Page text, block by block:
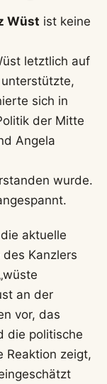
Wüst ist keine
letztlich auf
sich in
der Mitte
Angela
wurde.
aktuelle
Kanzlers
an der
vor, das
die politische
Reaktion zeigt,